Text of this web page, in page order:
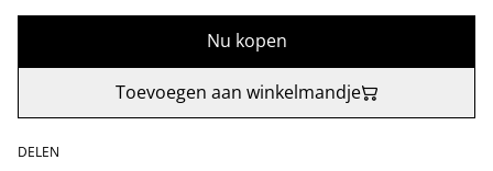
Nu kopen
Toevoegen aan winkelmandje
DELEN